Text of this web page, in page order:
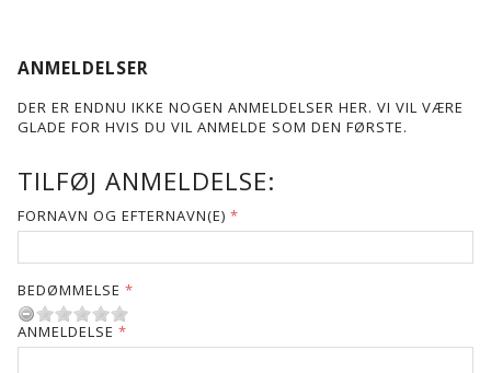
ANMELDELSER
DER ER ENDNU IKKE NOGEN ANMELDELSER HER. VI VIL VÆRE
GLADE FOR HVIS DU VIL ANMELDE SOM DEN FØRSTE.
TILFØJ ANMELDELSE:
FORNAVN OG EFTERNAVN(E)
BEDØMMELSE
ANMELDELSE